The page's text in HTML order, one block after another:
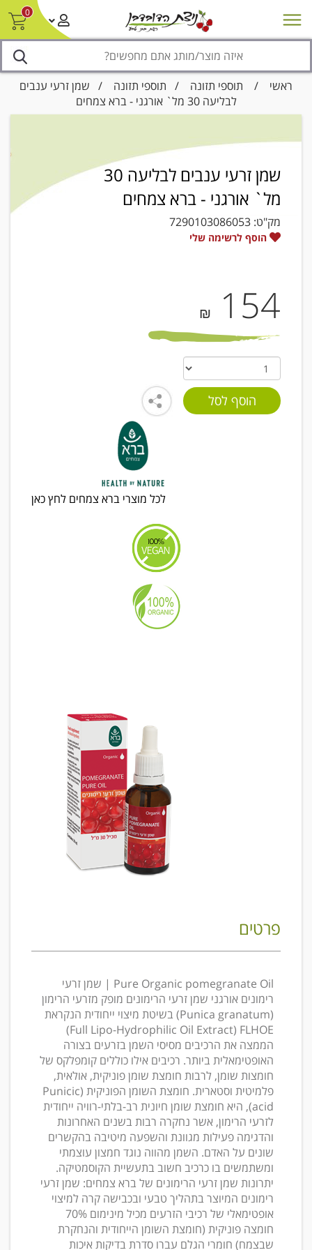
0
מבצעים סניפים צור קשר/ביטול הזמנה
ראשי / תוספי תזונה / תוספי תזונה / שמן זרעי ענבים
לבליעה 30 מל` אורגני - ברא צמחים
שמן זרעי ענבים לבליעה 30
מל` אורגני - ברא צמחים
מק"ט: 7290103086053
הוסף לרשימה שלי
154
₪
לכל מוצרי ברא צמחים לחץ כאן
פרטים
Pure Organic pomegranate Oil | שמן זרעי
רימונים אורגני שמן זרעי הרימונים מופק מזרעי הרימון
(Punica granatum) בשיטת מיצוי ייחודית הנקראת
Full Lipo-Hydrophilic Oil Extract) FLHOE)
הממצה את הרכיבים מסיסי השמן בזרעים בצורה
האופטימאלית ביותר. רכיבים אילו כוללים קומפלקס של
חומצות שומן, לרבות חומצת שומן פוניקית, אולאית,
פלמיטית וסטארית. חומצת השומן הפוניקית (Punicic
acid), היא חומצת שומן חיונית רב-בלתי-רוויה ייחודית
לזרעי הרימון, אשר נחקרה רבות בשנים האחרונות
והדגימה פעילות מגוונת והשפעה מיטיבה בהקשרים
שונים על האדם. השמן מהווה נוגד חמצון עוצמתי
ומשתמשים בו כרכיב חשוב בתעשיית הקוסמטיקה.
יתרונות שמן זרעי הרימונים של ברא צמחים: שמן זרעי
רימונים המיוצר בתהליך טבעי ובכבישה קרה למיצוי
אופטימאלי של רכיבי הזרעים מכיל מינימום 70%
חומצה פוניקית (חומצת השומן הייחודית והנחקרת
שבצמח) חומרי הגלם עברו סדרת בדיקות איכות